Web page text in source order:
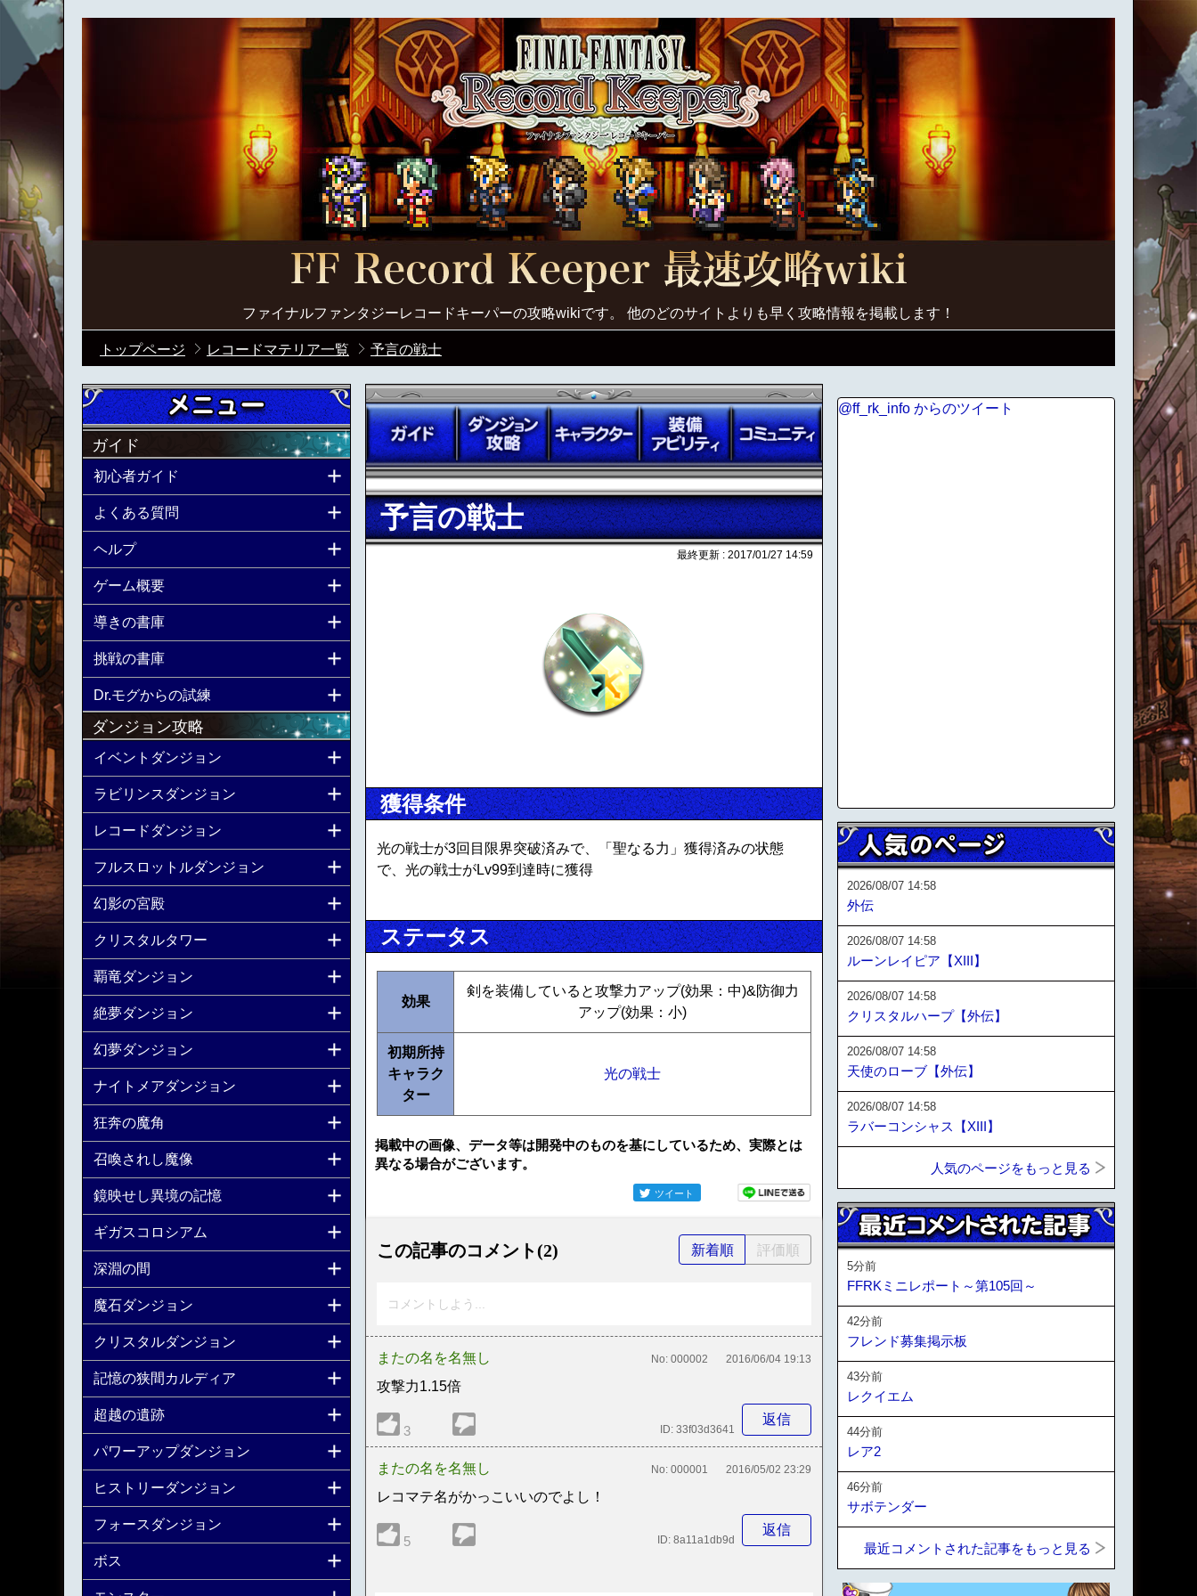
ファイナルファンタジーレコードキーパーの攻略wikiです。 他のどのサイトよりも早く攻略情報を掲載します！
トップページ レコードマテリア一覧 予言の戦士
予言の戦士
最終更新 : 2017/01/27 14:59
獲得条件
光の戦士が3回目限界突破済みで、「聖なる力」獲得済みの状態
で、光の戦士がLv99到達時に獲得
ステータス
効果
剣を装備していると攻撃力アップ(効果：中)&防御力
アップ(効果：小)
初期所持
キャラク
ター
光の戦士
掲載中の画像、データ等は開発中のものを基にしているため、実際とは
異なる場合がございます。
ツイート
この記事のコメント(2) 新着順 評価順
コメントしよう...
またの名を名無し No: 000002 2016/06/04 19:13
攻撃力1.15倍
3
返信
ID: 33f03d3641
またの名を名無し No: 000001 2016/05/02 23:29
レコマテ名がかっこいいのでよし！
5
返信
ID: 8a11a1db9d
ガイド
初心者ガイド
よくある質問
ヘルプ
ゲーム概要
導きの書庫
挑戦の書庫
Dr.モグからの試練
ダンジョン攻略
イベントダンジョン
ラビリンスダンジョン
レコードダンジョン
フルスロットルダンジョン
幻影の宮殿
クリスタルタワー
覇竜ダンジョン
絶夢ダンジョン
幻夢ダンジョン
ナイトメアダンジョン
狂奔の魔角
召喚されし魔像
鏡映せし異境の記憶
ギガスコロシアム
深淵の間
魔石ダンジョン
クリスタルダンジョン
記憶の狭間カルディア
超越の遺跡
パワーアップダンジョン
ヒストリーダンジョン
フォースダンジョン
ボス
@ff_rk_info からのツイート
2026/08/07 14:58
外伝
2026/08/07 14:58
ルーンレイピア【XIII】
2026/08/07 14:58
クリスタルハープ【外伝】
2026/08/07 14:58
天使のローブ【外伝】
2026/08/07 14:58
ラバーコンシャス【XIII】
人気のページをもっと見る
5分前
FFRKミニレポート～第105回～
42分前
フレンド募集掲示板
43分前
レクイエム
44分前
レア2
46分前
サボテンダー
最近コメントされた記事をもっと見る